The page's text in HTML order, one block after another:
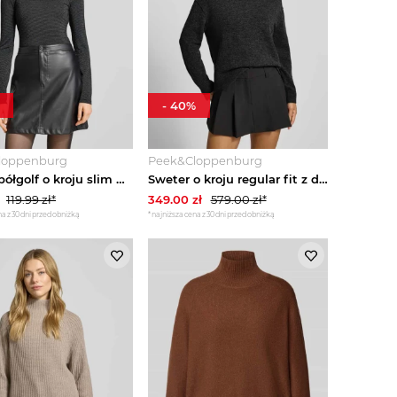
sweter półgolf o kroju slim fit z mieszanki wiskozy model 'LAVA GLITTER' Vero Moda Czarny
119.99zł*
z 30 dni przed obniżką
Peek&Cloppenburg
Sweter o kroju regular fit z dzianiny z mieszanki żywej wełny Marc O'Polo Antracytowy
349.00zł 579.00zł*
*najniższa cena z 30 dni przed obniżką
- 40%